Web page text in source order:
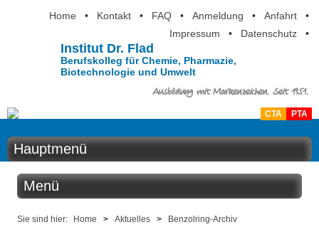
Home • Kontakt • FAQ • Anmeldung • Anfahrt
•
Impressum
• Datenschutz •
Institut Dr. Flad
Berufskolleg für Chemie, Pharmazie,
Biotechnologie und Umwelt
Ausbildung mit Markenzeichen. Seit 1951.
CTA PTA
Hauptmenü
Home
Menü
Aktuelles
Sie sind hier: Home > Aktuelles > Benzolring-Archiv